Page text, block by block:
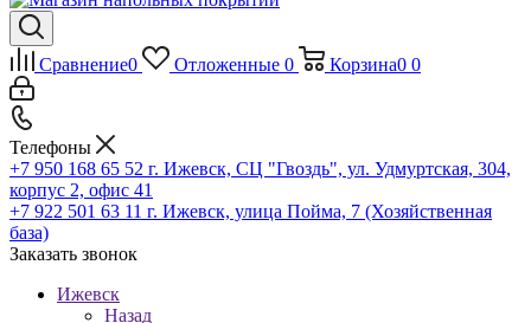
Сравнение0 Отложенные 0 Корзина0 0
Телефоны
+7 950 168 65 52 г. Ижевск, СЦ "Гвоздь", ул. Удмуртская, 304,
корпус 2, офис 41
+7 922 501 63 11 г. Ижевск, улица Пойма, 7 (Хозяйственная
база)
Заказать звонок
Ижевск
Назад